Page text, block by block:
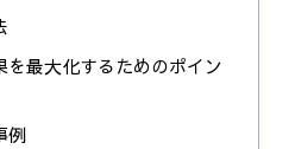
を最大化するためのポイン
例